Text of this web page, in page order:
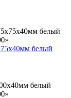
белый